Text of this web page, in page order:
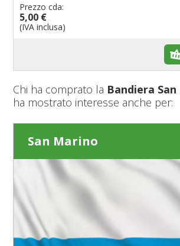
Prezzo cda:
5,00 €
(IVA inclusa)
Chi ha comprato la Bandiera
ha mostrato interesse anche per:
San Marino